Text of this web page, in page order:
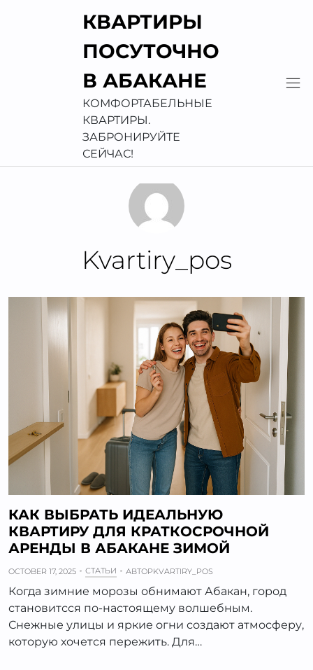
КВАРТИРЫ
ПОСУТОЧНО
В АБАКАНЕ
КОМФОРТАБЕЛЬНЫЕ
КВАРТИРЫ.
ЗАБРОНИРУЙТЕ
СЕЙЧАС!
Kvartiry_pos
КАК ВЫБРАТЬ ИДЕАЛЬНУЮ
КВАРТИРУ ДЛЯ КРАТКОСРОЧНОЙ
АРЕНДЫ В АБАКАНЕ ЗИМОЙ
OCTOBER 17, 2025 СТАТЬИ АВТОРKVARTIRY_POS
Когда зимние морозы обнимают Абакан, город
становитсся по-настоящему волшебным.
Снежные улицы и яркие огни создают атмосферу,
которую хочется пережить. Для…